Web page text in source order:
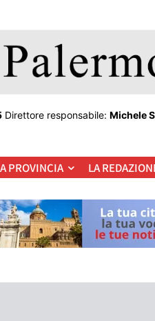
Direttore responsabile: Michele
PROVINCIA LA